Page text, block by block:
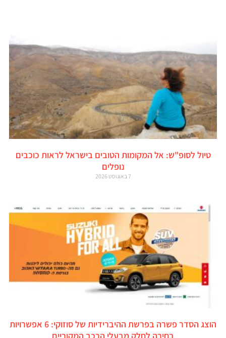
טיול לסופ"ש: אל המקומות הטובים בישראל לראות כוכבים
נופלים
7 באוגוסט 2026
הוצג הסדר פשרה בפרשת ההיברידיות של סוזוקי: 6 אפשרויות